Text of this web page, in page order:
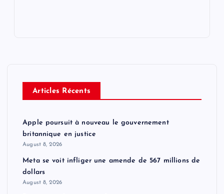
Articles Récents
Apple poursuit à nouveau le gouvernement
britannique en justice
August 8, 2026
Meta se voit infliger une amende de 567 millions de
dollars
August 8, 2026